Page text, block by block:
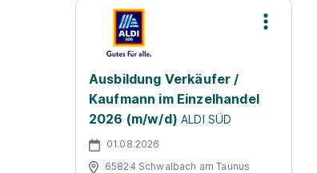
Ausbildung Verkäufer /
Kaufmann im Einzelhandel
2026 (m/w/d) ALDI SÜD
01.08.2026
65824 Schwalbach am Taunus